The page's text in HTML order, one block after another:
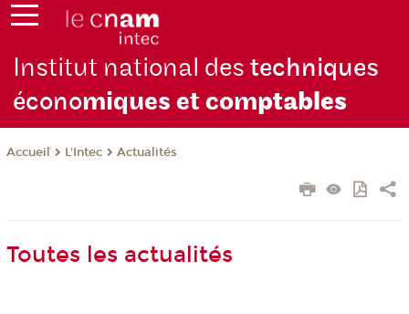
Institut national destechniques
économiques et comptables
Accueil L'Intec Actualités
Toutes les actualités